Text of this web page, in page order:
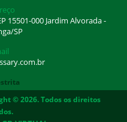
15501-000 Jardim Alvorada -
SP
© 2026. Todos os direitos